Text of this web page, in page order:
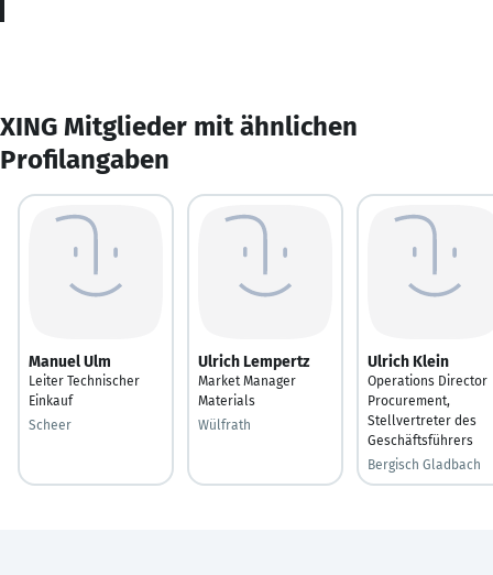
XING Mitglieder mit ähnlichen
Profilangaben
Manuel Ulm
Leiter Technischer
Einkauf
Scheer
Ulrich Lempertz
Market Manager
Materials
Wülfrath
Ulrich Klein
Operations Director
Procurement,
Stellvertreter des
Geschäftsführers
Bergisch Gladbach